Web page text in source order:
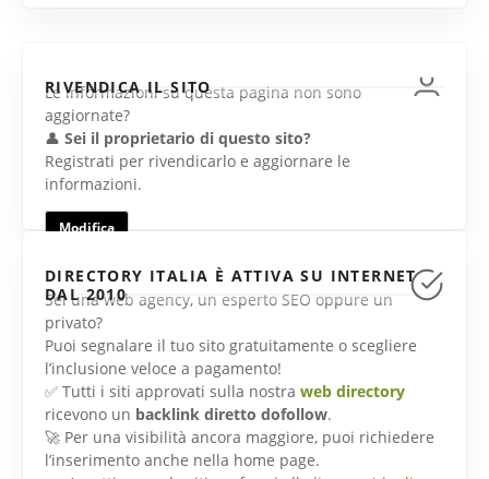
RIVENDICA IL SITO
Le informazioni su questa pagina non sono
aggiornate?
👤 Sei il proprietario di questo sito?
Registrati per rivendicarlo e aggiornare le
informazioni.
Modifica
DIRECTORY ITALIA È ATTIVA SU INTERNET
DAL 2010
Sei una web agency, un esperto SEO oppure un
privato?
Puoi segnalare il tuo sito gratuitamente o scegliere
l’inclusione veloce a pagamento!
✅ Tutti i siti approvati sulla nostra web directory
ricevono un backlink diretto dofollow.
🚀 Per una visibilità ancora maggiore, puoi richiedere
l’inserimento anche nella home page.